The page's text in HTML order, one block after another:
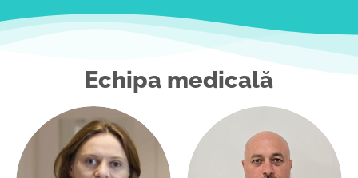
Echipa medicală